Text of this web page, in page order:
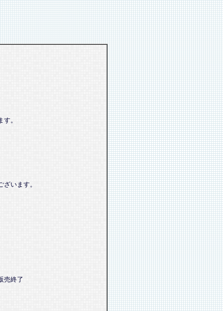
。
います。
売終了